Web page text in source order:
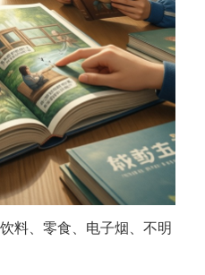
料、零食、电子烟、不明